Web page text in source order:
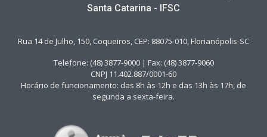
Santa Catarina - IFSC
Rua 14 de Julho, 150, Coqueiros, CEP: 88075-010, Florianópolis-SC
Telefone: (48) 3877-9000 | Fax: (48) 3877-9060
CNPJ 11.402.887/0001-60
Horário de funcionamento: das 8h às 12h e das 13h às 17h, de
segunda a sexta-feira.